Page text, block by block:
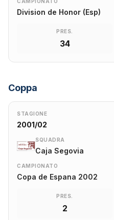
Division de Honor (Esp)
PRES.
34
Coppa
STAGIONE
2001/02
SQUADRA
Caja Segovia
CAMPIONATO
Copa de Espana 2002
PRES.
2